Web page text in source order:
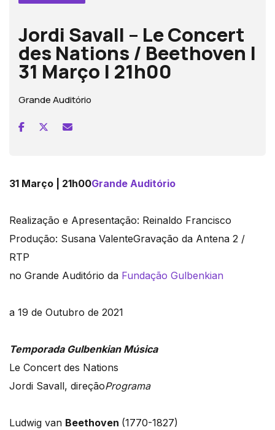
Jordi Savall – Le Concert
des Nations / Beethoven |
31 Março | 21h00
Grande Auditório
31 Março | 21h00Grande Auditório
Realização e Apresentação: Reinaldo Francisco
Produção: Susana ValenteGravação da Antena 2 /
RTP
no Grande Auditório da Fundação Gulbenkian
a 19 de Outubro de 2021
Temporada Gulbenkian Música
Le Concert des Nations
Jordi Savall, direçãoPrograma
Ludwig van Beethoven (1770-1827)